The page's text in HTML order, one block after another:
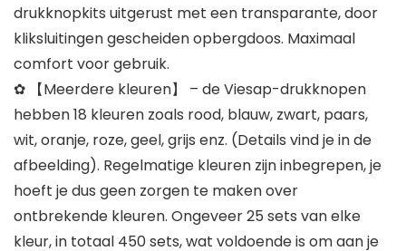
drukknopkits uitgerust met een transparante, door
kliksluitingen gescheiden opbergdoos. Maximaal
comfort voor gebruik.
✿ 【Meerdere kleuren】 – de Viesap-drukknopen
hebben 18 kleuren zoals rood, blauw, zwart, paars,
wit, oranje, roze, geel, grijs enz. (Details vind je in de
afbeelding). Regelmatige kleuren zijn inbegrepen, je
hoeft je dus geen zorgen te maken over
ontbrekende kleuren. Ongeveer 25 sets van elke
kleur, in totaal 450 sets, wat voldoende is om aan je